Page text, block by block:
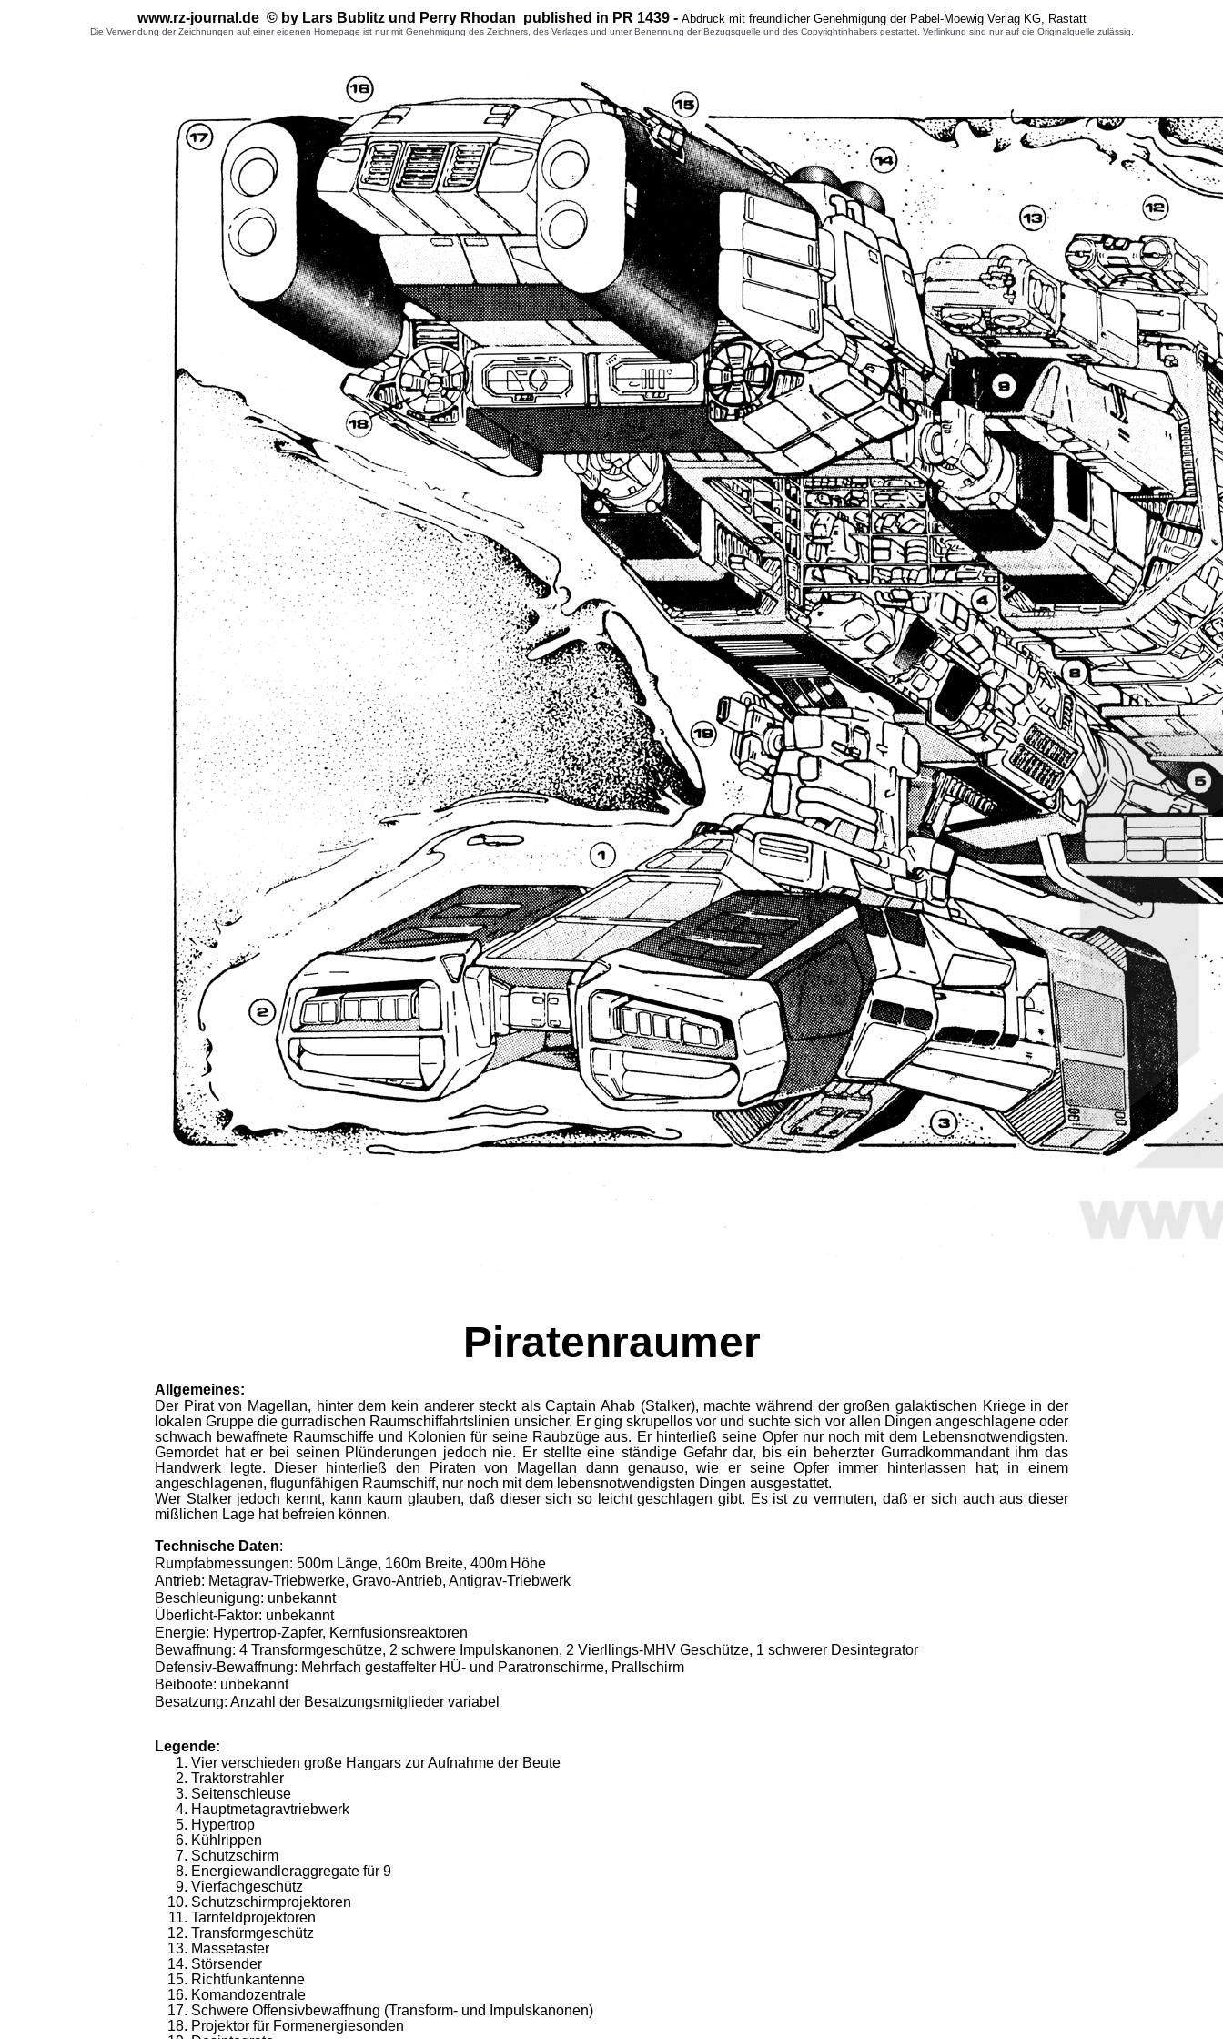
www.rz-journal.de © by Lars Bublitz und Perry Rhodan published in PR 1439 - Abdruck mit freundlicher Genehmigung der Pabel-Moewig Verlag KG, Rastatt
Die Verwendung der Zeichnungen auf einer eigenen Homepage ist nur mit Genehmigung des Zeichners, des Verlages und unter Benennung der Bezugsquelle und des Copyrightinhabers gestattet. Verlinkung sind nur auf die Originalquelle zulässig.
Piratenraumer
Allgemeines:
Der Pirat von Magellan, hinter dem kein anderer steckt als Captain Ahab (Stalker), machte während der großen galaktischen Kriege in der
lokalen Gruppe die gurradischen Raumschiffahrtslinien unsicher. Er ging skrupellos vor und suchte sich vor allen Dingen angeschlagene oder
schwach bewaffnete Raumschiffe und Kolonien für seine Raubzüge aus. Er hinterließ seine Opfer nur noch mit dem Lebensnotwendigsten.
Gemordet hat er bei seinen Plünderungen jedoch nie. Er stellte eine ständige Gefahr dar, bis ein beherzter Gurradkommandant ihm das
Handwerk legte. Dieser hinterließ den Piraten von Magellan dann genauso, wie er seine Opfer immer hinterlassen hat; in einem
angeschlagenen, flugunfähigen Raumschiff, nur noch mit dem lebensnotwendigsten Dingen ausgestattet.
Wer Stalker jedoch kennt, kann kaum glauben, daß dieser sich so leicht geschlagen gibt. Es ist zu vermuten, daß er sich auch aus dieser
mißlichen Lage hat befreien können.
Technische Daten:
Rumpfabmessungen: 500m Länge, 160m Breite, 400m Höhe
Antrieb: Metagrav-Triebwerke, Gravo-Antrieb, Antigrav-Triebwerk
Beschleunigung: unbekannt
Überlicht-Faktor: unbekannt
Energie: Hypertrop-Zapfer, Kernfusionsreaktoren
Bewaffnung: 4 Transformgeschütze, 2 schwere Impulskanonen, 2 Vierllings-MHV Geschütze, 1 schwerer Desintegrator
Defensiv-Bewaffnung: Mehrfach gestaffelter HÜ- und Paratronschirme, Prallschirm
Beiboote: unbekannt
Besatzung: Anzahl der Besatzungsmitglieder variabel
Legende:
Vier verschieden große Hangars zur Aufnahme der Beute
Traktorstrahler
Seitenschleuse
Hauptmetagravtriebwerk
Hypertrop
Kühlrippen
Schutzschirm
Energiewandleraggregate für 9
Vierfachgeschütz
Schutzschirmprojektoren
Tarnfeldprojektoren
Transformgeschütz
Massetaster
Störsender
Richtfunkantenne
Komandozentrale
Schwere Offensivbewaffnung (Transform- und Impulskanonen)
Projektor für Formenergiesonden